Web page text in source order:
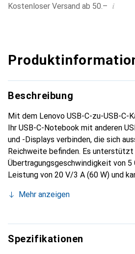
Kostenloser Versand ab 50.– i
Beschreibung
Mit dem Lenovo USB-C-zu-USB-C-
Ihr USB-C-Notebook mit anderen
und -Displays verbinden, die sich
Reichweite befinden. Es unterstützt
Übertragungsgeschwindigkeit von
Leistung von 20 V/3 A (60 W) und
Videoleistung und anderen USB-C-
Band zum Zusammenbinden
Mehr anzeigen
Spezifikationen